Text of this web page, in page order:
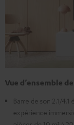
Vue d’ensemble
Barre de son 2.1/
expérience